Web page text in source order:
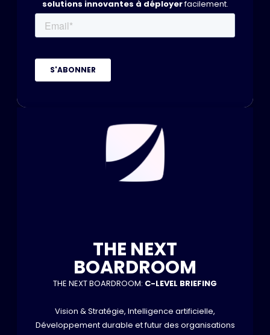
solutions innovantes à déployerfacilement.
THE NEXT
BOARDROOM
THE NEXT BOARDROOM: C-LEVEL BRIEFING
Vision & Stratégie, Intelligence artificielle,
Développement durable et futur des organisations